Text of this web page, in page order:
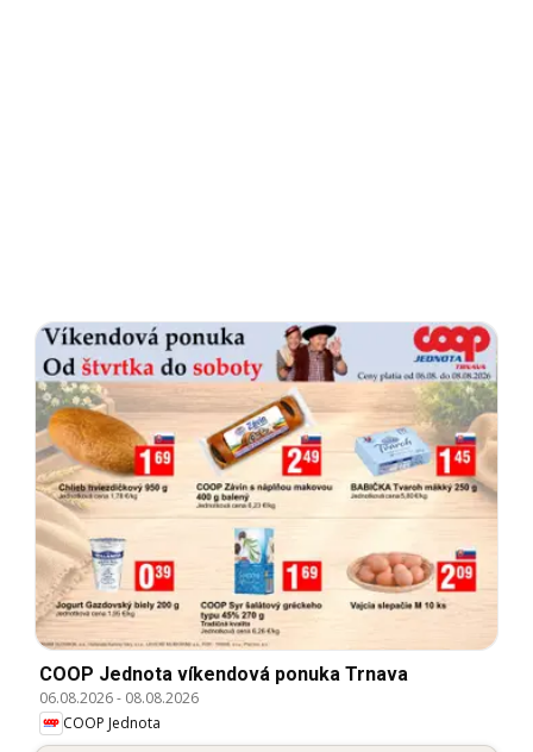
COOP Jednota víkendová ponuka Trnava
06.08.2026- 08.08.2026
COOP Jednota